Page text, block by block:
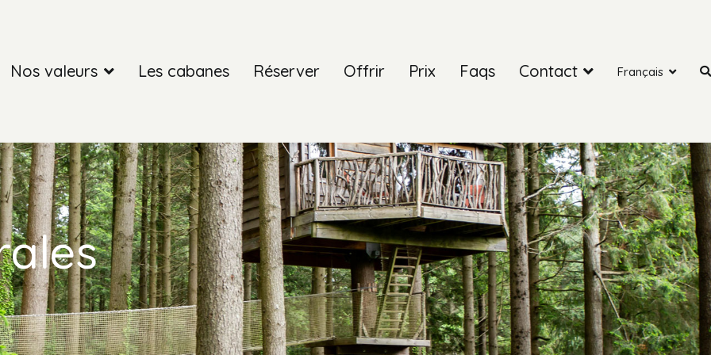
de la naturalesa el goig d’una estada en contacte directe amb l’arbre i el seu ecosistema, els plaers d’un exili entre el
Nos valeurs Les cabanes Réserver Offrir Prix Faqs Contact Français